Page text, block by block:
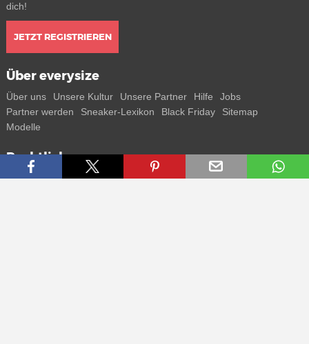
dich!
JETZT REGISTRIEREN
Über everysize
Über uns Unsere Kultur Unsere Partner Hilfe
Jobs
Partner werden
Sneaker-Lexikon Black Friday
Sitemap
Modelle
Rechtliches
AGB Datenschutz Impressum Kontakt